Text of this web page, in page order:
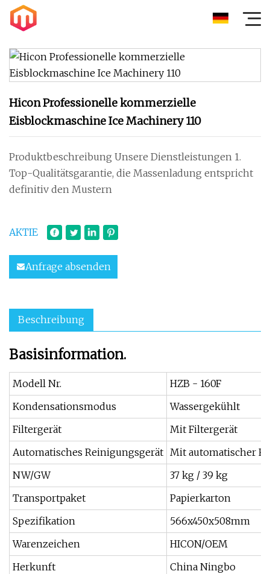
Hicon Professionelle kommerzielle
Eisblockmaschine Ice Machinery 110
Produktbeschreibung Unsere Dienstleistungen 1.
Top-Qualitätsgarantie, die Massenladung entspricht
definitiv den Mustern
AKTIE
Anfrage absenden
Beschreibung
Basisinformation.
Modell Nr.
HZB - 160F
Kondensationsmodus
Wassergekühlt
Filtergerät
Mit Filtergerät
Automatisches Reinigungsgerät Mit automatischer
NW/GW
37 kg / 39 kg
Transportpaket
Papierkarton
Spezifikation
566x450x508mm
Warenzeichen
HICON/OEM
Herkunft
China Ningbo